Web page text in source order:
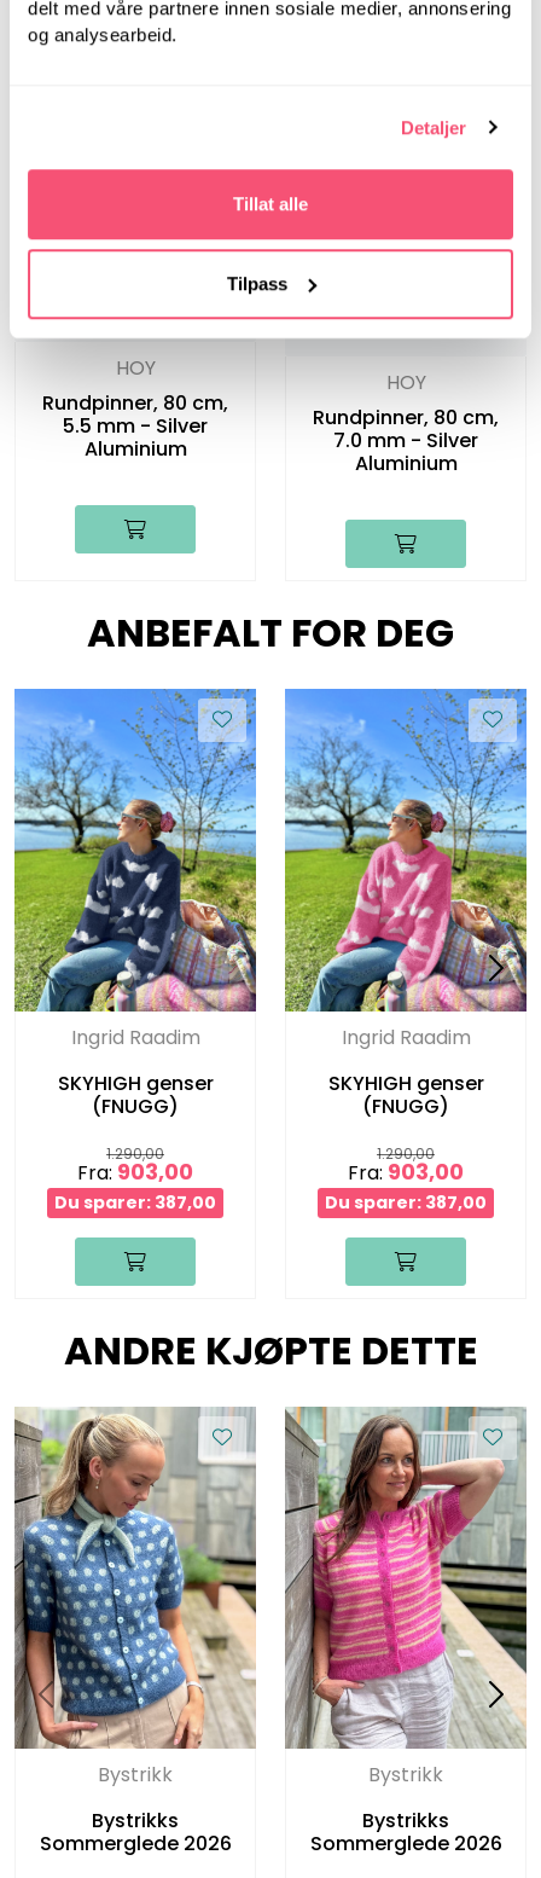
delt med våre partnere innen sosiale medier, annonsering
og analysearbeid.
Detaljer
Tillat alle
Tilpass
Rundpinner, 40 cm,
5.5 mm - Silver
HOY
Rundpinner, 80 cm,
5.5 mm - Silver
Aluminium
HOY
Rundpinner, 80 cm,
7.0 mm - Silver
Aluminium
ANBEFALT FOR DEG
Ingrid Raadim
SKYHIGH genser
(FNUGG)
1.290,00
Fra: 903,00
Du sparer: 387,00
Ingrid Raadim
SKYHIGH genser
(FNUGG)
1.290,00
Fra: 903,00
Du sparer: 387,00
ANDRE KJØPTE DETTE
Bystrikk
Bystrikks
Sommerglede 2026
Bystrikk
Bystrikks
Sommerglede 2026